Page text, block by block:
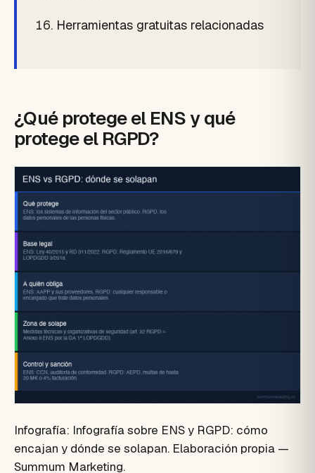
Herramientas gratuitas relacionadas
¿Qué protege el ENS y qué
protege el RGPD?
Infografía: Infografía sobre ENS y RGPD: cómo
encajan y dónde se solapan. Elaboración propia —
Summum Marketing.